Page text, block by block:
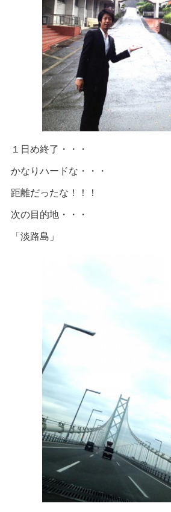
１日め終了・・・
かなりハードな・・・
距離だったな！！！
次の目的地・・・
「淡路島」